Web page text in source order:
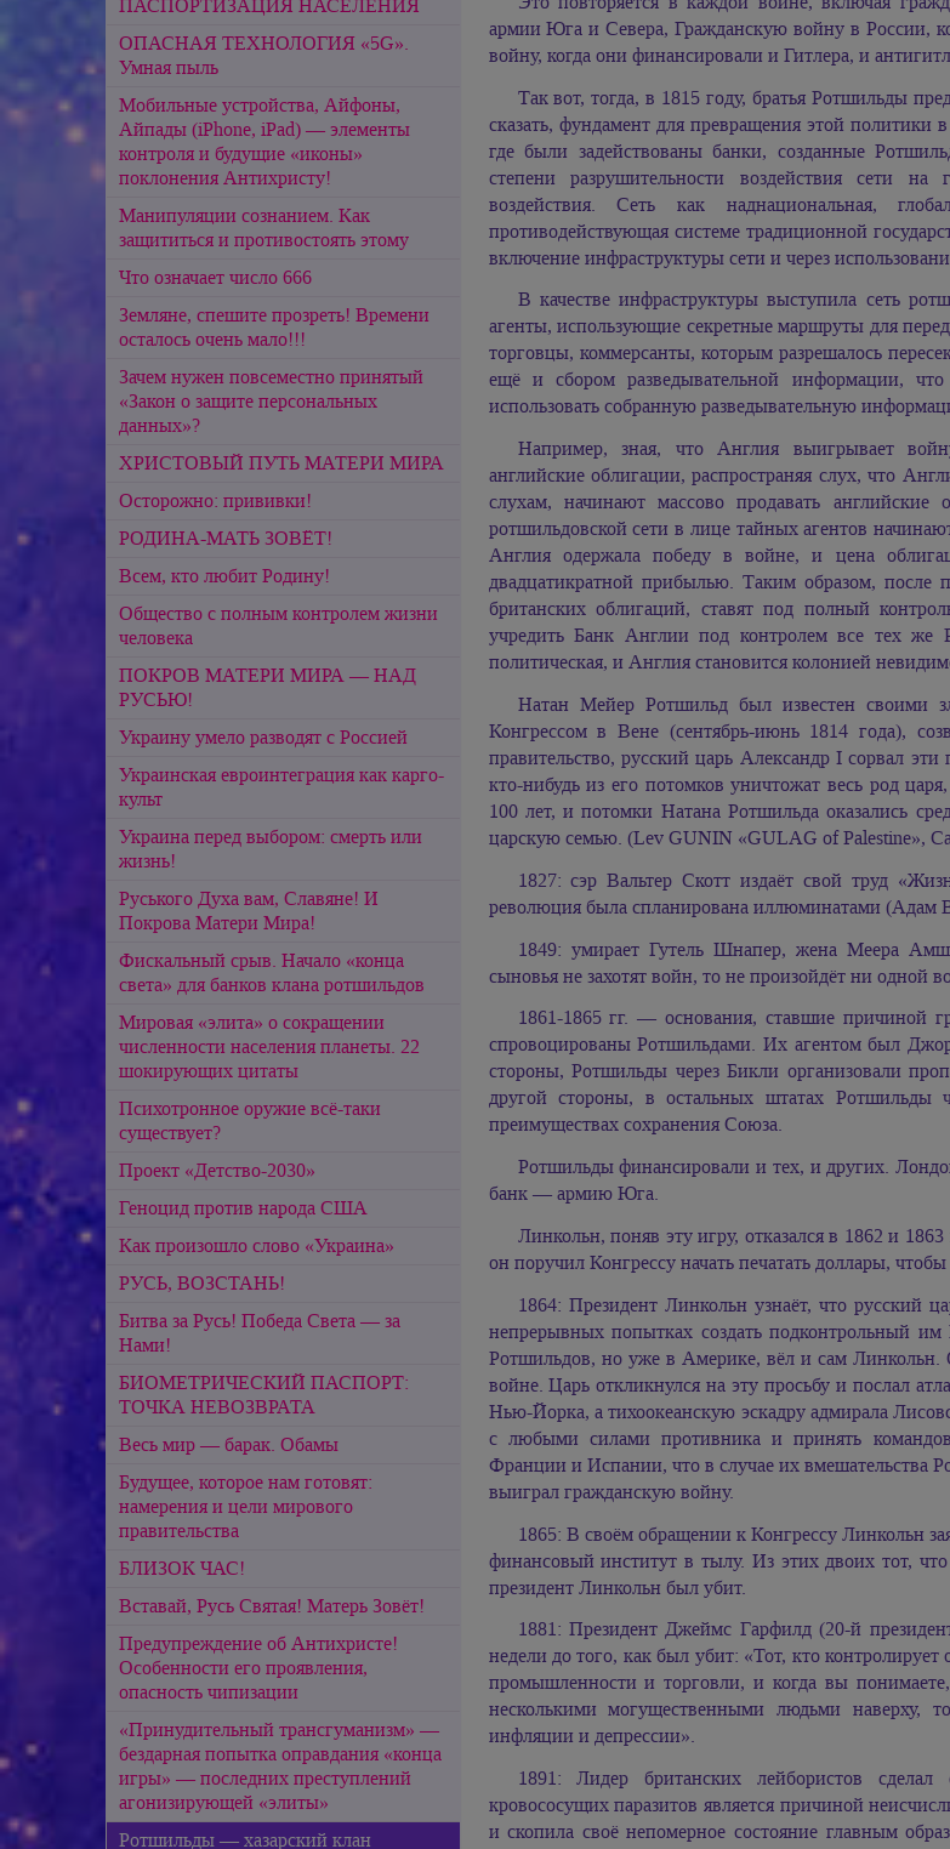
ПАСПОРТИЗАЦИЯ НАСЕЛЕНИЯ
ОПАСНАЯ ТЕХНОЛОГИЯ «5G».
Умная пыль
Мобильные устройства, Айфоны,
Айпады (iPhone, iPad) — элементы
контроля и будущие «иконы»
поклонения Антихристу!
Манипуляции сознанием. Как
защититься и противостоять этому
Что означает число 666
Земляне, спешите прозреть! Времени
осталось очень мало!!!
Зачем нужен повсеместно принятый
«Закон о защите персональных
данных»?
ХРИСТОВЫЙ ПУТЬ МАТЕРИ МИРА
Осторожно: прививки!
РОДИНА-МАТЬ ЗОВЁТ!
Всем, кто любит Родину!
Общество с полным контролем жизни
человека
ПОКРОВ МАТЕРИ МИРА — НАД
РУСЬЮ!
Украину умело разводят с Россией
Украинская евроинтеграция как карго-
культ
Украина перед выбором: смерть или
жизнь!
Руського Духа вам, Славяне! И
Покрова Матери Мира!
Фискальный срыв. Начало «конца
света» для банков клана ротшильдов
Мировая «элита» о сокращении
численности населения планеты. 22
шокирующих цитаты
Психотронное оружие всё-таки
существует?
Проект «Детство-2030»
Геноцид против народа США
Как произошло слово «Украина»
РУСЬ, ВОЗСТАНЬ!
Битва за Русь! Победа Света — за
Нами!
БИОМЕТРИЧЕСКИЙ ПАСПОРТ:
ТОЧКА НЕВОЗВРАТА
Весь мир — барак. Обамы
Будущее, которое нам готовят:
намерения и цели мирового
правительства
БЛИЗОК ЧАС!
Вставай, Русь Святая! Матерь Зовёт!
Предупреждение об Антихристе!
Особенности его проявления,
опасность чипизации
«Принудительный трансгуманизм» —
бездарная попытка оправдания «конца
игры» — последних преступлений
агонизирующей «элиты»
Ротшильды — хазарский клан
армии Юга и Севера, Гражданскую войну в России,
войну, когда они финансировали и Гитлера, и
Так вот, тогда, в 1815 году, братья Ротшильды
сказать, фундамент для превращения этой
где были задействованы банки, созданные
степени разрушительности воздействия сети
воздействия. Сеть как наднациональная,
противодействующая системе традиционной
включение инфраструктуры сети и через
В качестве инфраструктуры выступила сеть
агенты, использующие секретные маршруты для
торговцы, коммерсанты, которым разрешалось
ещё и сбором разведывательной информации,
использовать собранную разведывательную
Например, зная, что Англия выигрывает
английские облигации, распространяя слух, что
слухам, начинают массово продавать
ротшильдовской сети в лице тайных агентов
Англия одержала победу в войне, и цена
двадцатикратной прибылью. Таким образом, после
британских облигаций, ставят под полный
учредить Банк Англии под контролем все тех же
политическая, и Англия становится колонией
Натан Мейер Ротшильд был известен своими
Конгрессом в Вене (сентябрь-июнь 1814 года),
правительство, русский царь Александр I сорвал
кто-нибудь из его потомков уничтожат весь род
100 лет, и потомки Натана Ротшильда оказались
царскую семью. (Lev GUNIN «GULAG of Palestine»,
1827: сэр Вальтер Скотт издаёт свой труд
революция была спланирована иллюминатами (Адам
1849: умирает Гутель Шнапер, жена Меера
сыновья не захотят войн, то не произойдёт ни одной
1861-1865 гг. — основания, ставшие
спровоцированы Ротшильдами. Их агентом был
стороны, Ротшильды через Бикли организовали
другой стороны, в остальных штатах
преимуществах сохранения Союза.
Ротшильды финансировали и тех, и других.
банк — армию Юга.
Линкольн, поняв эту игру, отказался в 1862 и
он поручил Конгрессу начать печатать доллары,
1864: Президент Линкольн узнаёт, что русский
непрерывных попытках создать подконтрольный
Ротшильдов, но уже в Америке, вёл и сам Линкольн.
войне. Царь откликнулся на эту просьбу и послал
Нью-Йорка, а тихоокеанскую эскадру адмирала
с любыми силами противника и принять
Франции и Испании, что в случае их вмешательства
выиграл гражданскую войну.
1865: В своём обращении к Конгрессу Линкольн
финансовый институт в тылу. Из этих двоих тот,
президент Линкольн был убит.
1881: Президент Джеймс Гарфилд (20-й
недели до того, как был убит: «Тот, кто
промышленности и торговли, и когда вы
несколькими могущественными людьми наверху,
инфляции и депрессии».
1891: Лидер британских лейбористов
кровососущих паразитов является причиной
и скопила своё непомерное состояние главным